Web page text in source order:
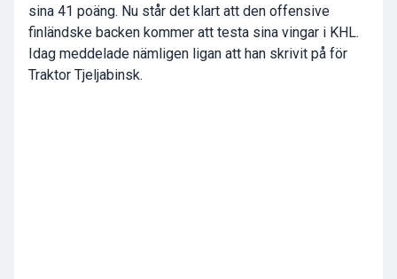
sina 41 poäng. Nu står det klart att den offensive
finländske backen kommer att testa sina vingar i KHL.
Idag meddelade nämligen ligan att han skrivit på för
Traktor Tjeljabinsk.